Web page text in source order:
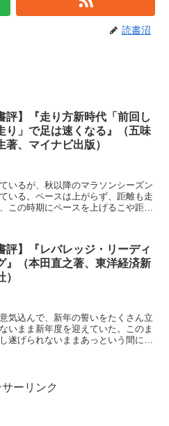
読書沼
評】『走り方新時代「前回し
り」で足は速くなる』（五味
著、マイナビ出版）
いるが、秋以降のマラソンシーズン
いる。ペースは上がらず、距離も走
この時期にペースを上げるこや距離
評】『レバレッジ・リーディ
』（本田直之著、東洋経済新
）
気込んで、新年の誓いをたくさん立
いまま新年度を迎えていた。このま
遂げられないままあっという間に終
ーリンク